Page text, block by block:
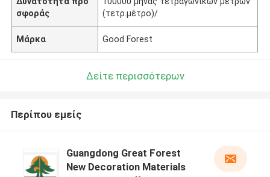
σφοράς
(τετρ.μέτρο)/
Μάρκα Good Forest
Δείτε περισσότερων
Περίπου εμείς
Guangdong Great Forest
New Decoration Materials